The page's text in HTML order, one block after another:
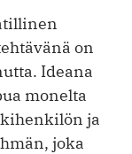
on
Ideana
monelta
ja
joka